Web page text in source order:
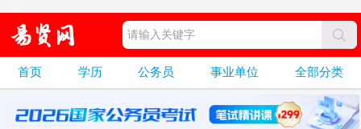
首页 学历 公务员 事业单位 全部分类